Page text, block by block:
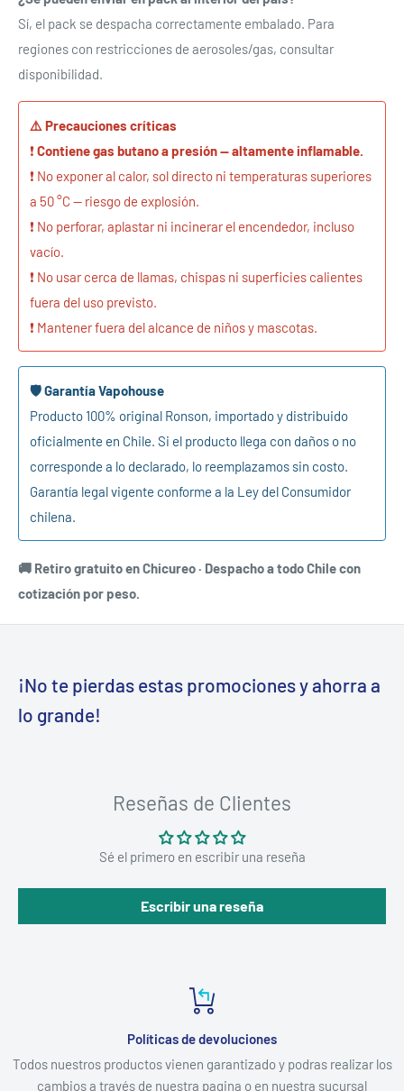
Sí, el pack se despacha correctamente embalado. Para
regiones con restricciones de aerosoles/gas, consultar
disponibilidad.
⚠️ Precauciones críticas
❗ Contiene gas butano a presión — altamente inflamable.
❗ No exponer al calor, sol directo ni temperaturas superiores
a 50 °C — riesgo de explosión.
❗ No perforar, aplastar ni incinerar el encendedor, incluso
vacío.
❗ No usar cerca de llamas, chispas ni superficies calientes
fuera del uso previsto.
❗ Mantener fuera del alcance de niños y mascotas.
🛡️ Garantía Vapohouse
Producto 100% original Ronson, importado y distribuido
oficialmente en Chile. Si el producto llega con daños o no
corresponde a lo declarado, lo reemplazamos sin costo.
Garantía legal vigente conforme a la Ley del Consumidor
chilena.
🚚 Retiro gratuito en Chicureo · Despacho a todo Chile con
cotización por peso.
¡No te pierdas estas promociones y ahorra a
lo grande!
Reseñas de Clientes
Sé el primero en escribir una reseña
Escribir una reseña
Políticas de devoluciones
Todos nuestros productos vienen garantizado y podras realizar los
cambios a través de nuestra pagina o en nuestra sucursal